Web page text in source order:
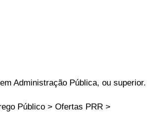
Administração Pública, ou superior.
Público > Ofertas PRR >